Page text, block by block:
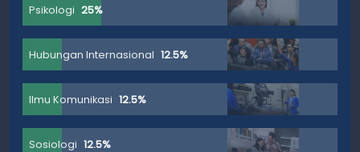
Psikologi 25%
Hubungan Internasional 12.5%
Ilmu Komunikasi 12.5%
Sosiologi 12.5%